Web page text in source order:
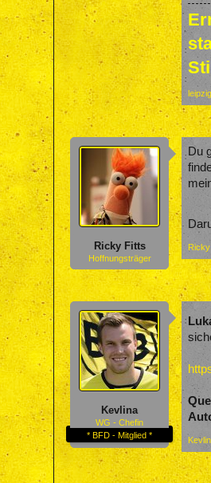
Ricky Fitts
Hoffnungsträger
Du
Kevlina
WG - Chefin
* BFD - Mitglied *